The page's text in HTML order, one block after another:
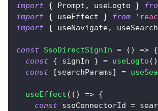
import { Prompt , useLogto }
import { useEffect } from
import { useNavigate,
const SsoDirectSignIn = ( ) => {
const { signIn } = useLogto ( )
const
[searchParams] =
useEffect ( ( ) => {
const ssoConnectorId =